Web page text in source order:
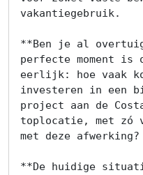
vakantiegebruik.
**Ben je al
perfecte moment is
eerlijk: hoe vaak
investeren in een
project aan de
toplocatie, met zó
met deze
**De huidige